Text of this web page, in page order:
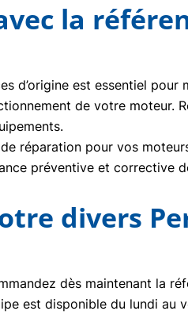
la
d’origine est essentiel
de votre moteur.
réparation pour vos
préventive et corrective
divers
dès maintenant la
est disponible du lundi